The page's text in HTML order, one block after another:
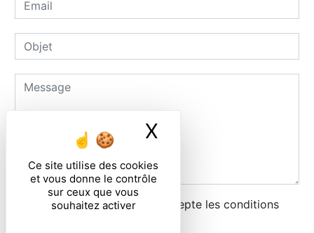
Ce site utilise des cookies
et vous donne le contrôle
sur ceux que vous
souhaitez activer
X
En cochant cette case, j'accepte les conditions